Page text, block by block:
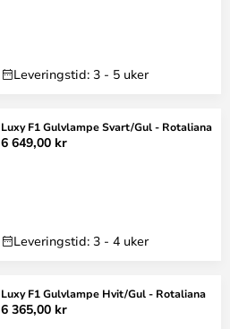
Leveringstid: 3 - 5 uker
Luxy F1 Gulvlampe Svart/Gul - Rotaliana
6 649,00 kr
Leveringstid: 3 - 4 uker
Luxy F1 Gulvlampe Hvit/Gul - Rotaliana
6 365,00 kr